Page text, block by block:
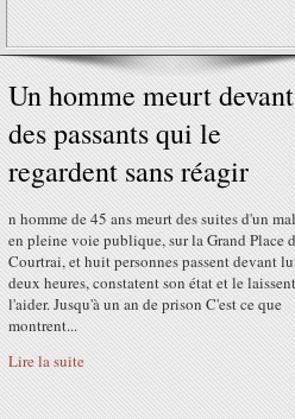
Un homme meurt devant
des passants qui le
regardent sans réagir
n homme de 45 ans meurt des suites d'un
en pleine voie publique, sur la Grand Place
Courtrai, et huit personnes passent devant
deux heures, constatent son état et le
l'aider. Jusqu'à un an de prison C'est ce que
montrent...
Lire la suite